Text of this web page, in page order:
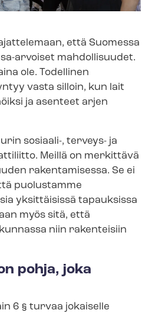
että Suomessa
arvoiset mahdollisuudet.
ole. Todellinen
vasta silloin, kun lait
ja asenteet arjen
sosiaali-, terveys- ja
Meillä on merkittävä
rakentamisessa. Se ei
puolustamme
yksittäisissä tapauksissa
myös sitä, että
niin rakenteisiin
pohja, joka
6 § turvaa jokaiselle